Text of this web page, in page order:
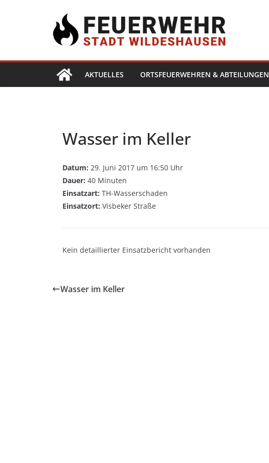
AKTUELLES ORTSFEUERWEHREN & ABTEILUNGEN
Wasser im Keller
Datum: 29. Juni 2017 um 16:50 Uhr
Dauer: 40 Minuten
Einsatzart: TH-Wasserschaden
Einsatzort: Visbeker Straße
Kein detaillierter Einsatzbericht vorhanden
Wasser im Keller